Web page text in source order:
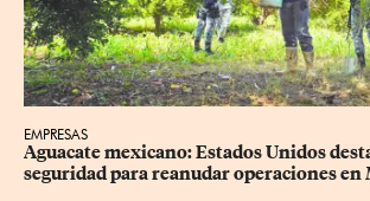
EMPRESAS
Aguacate mexicano: Estados Unidos
seguridad para reanudar operaciones en